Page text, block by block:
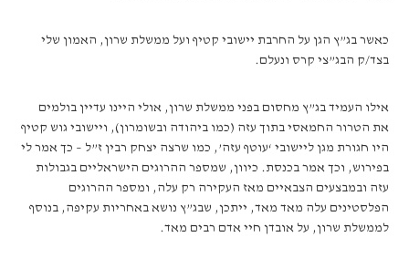
כאשר בג”ץ הגן על החרבת יישובי קטיף ועל ממשלת שרון, האמון שלי
בצד/ק הבג”צי קרס ונעלם.
אילו העמיד בג”ץ מחסום בפני ממשלת שרון, אולי היינו עדיין בולמים
את הטרור החמאסי בתוך עזה (כמו ביהודה ובשומרון), ויישובי גוש קטיף
היו חגורת מגן ליישובי ‘עוטף עזה’, כמו שרצה יצחק רבין ז”ל – כך אמר לי
בפירוש, וכך אמר בכנסת. כיוון, שמספר ההרוגים הישראליים בגבולות
עזה ובמבצעים הצבאיים מאז העקירה רק עלה, ומספר ההרוגים
הפלסטינים עלה מאד מאד, ייתכן, שבג”ץ נושא באחריות עקיפה, בנוסף
לממשלת שרון, על אובדן חיי אדם רבים מאד.